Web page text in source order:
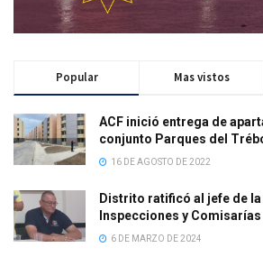
Popular Mas vistos
ACF inició entrega de
conjunto Parques del
16 DE AGOSTO DE 2022
Distrito ratificó al jefe de la
Inspecciones y
6 DE MARZO DE 2024